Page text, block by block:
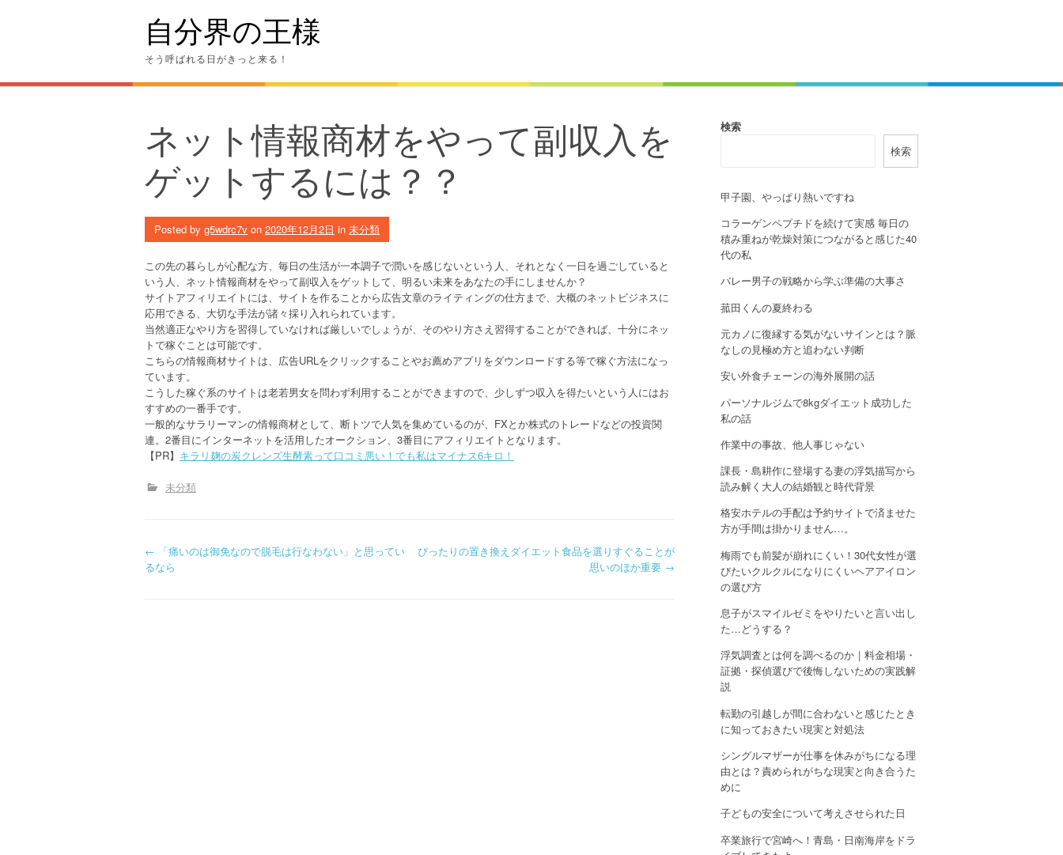
自分界の王様
そう呼ばれる日がきっと来る！
ネット情報商材をやって副収入を
ゲットするには？？
Posted by g5wdrc7v on 2020年12月2日 in 未分類
この先の暮らしが心配な方、毎日の生活が一本調子で潤いを感じないという人、それとなく一日を過ごしていると
いう人、ネット情報商材をやって副収入をゲットして、明るい未来をあなたの手にしませんか？
サイトアフィリエイトには、サイトを作ることから広告文章のライティングの仕方まで、大概のネットビジネスに
応用できる、大切な手法が諸々採り入れられています。
当然適正なやり方を習得していなければ厳しいでしょうが、そのやり方さえ習得することができれば、十分にネッ
トで稼ぐことは可能です。
こちらの情報商材サイトは、広告URLをクリックすることやお薦めアプリをダウンロードする等で稼ぐ方法になっ
ています。
こうした稼ぐ系のサイトは老若男女を問わず利用することができますので、少しずつ収入を得たいという人にはお
すすめの一番手です。
一般的なサラリーマンの情報商材として、断トツで人気を集めているのが、FXとか株式のトレードなどの投資関
連。2番目にインターネットを活用したオークション、3番目にアフィリエイトとなります。
【PR】 キラリ麹の炭クレンズ生酵素って口コミ悪い！でも私はマイナス6キロ！
未分類
P
← 「痛いのは御免なので脱毛は行なわない」と思ってい
るなら
ぴったりの置き換えダイエット食品を選りすぐることが
思いのほか重要 →
検索
検索
甲子園、やっぱり熱いですね
コラーゲンペプチドを続けて実感 毎日の
積み重ねが乾燥対策につながると感じた40
代の私
バレー男子の戦略から学ぶ準備の大事さ
菰田くんの夏終わる
元カノに復縁する気がないサインとは？脈
なしの見極め方と追わない判断
安い外食チェーンの海外展開の話
パーソナルジムで8kgダイエット成功した
私の話
作業中の事故、他人事じゃない
課長・島耕作に登場する妻の浮気描写から
読み解く大人の結婚観と時代背景
格安ホテルの手配は予約サイトで済ませた
方が手間は掛かりません…。
梅雨でも前髪が崩れにくい！30代女性が選
びたいクルクルになりにくいヘアアイロン
の選び方
息子がスマイルゼミをやりたいと言い出し
た…どうする？
浮気調査とは何を調べるのか｜料金相場・
証拠・探偵選びで後悔しないための実践解
説
転勤の引越しが間に合わないと感じたとき
に知っておきたい現実と対処法
シングルマザーが仕事を休みがちになる理
由とは？責められがちな現実と向き合うた
めに
子どもの安全について考えさせられた日
卒業旅行で宮崎へ！青島・日南海岸をドラ